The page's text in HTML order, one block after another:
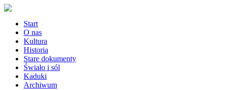
Start
O nas
Kultura
Historia
Stare dokumenty
Świało i sól
Kaduki
Archiwum